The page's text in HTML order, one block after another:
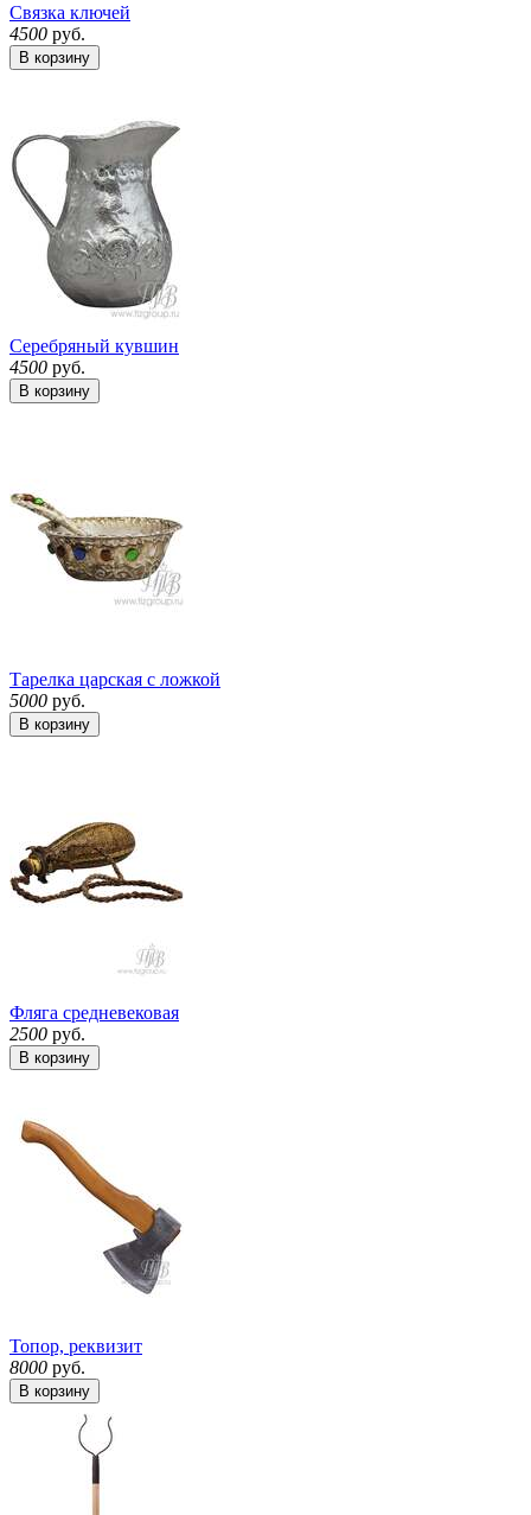
Связка ключей
4500 руб.
В корзину
Серебряный кувшин
4500 руб.
В корзину
Тарелка царская с ложкой
5000 руб.
В корзину
Фляга средневековая
2500 руб.
В корзину
Топор, реквизит
8000 руб.
В корзину